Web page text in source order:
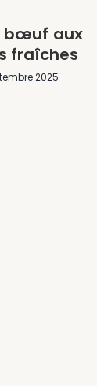
bœuf aux
fraîches
2025